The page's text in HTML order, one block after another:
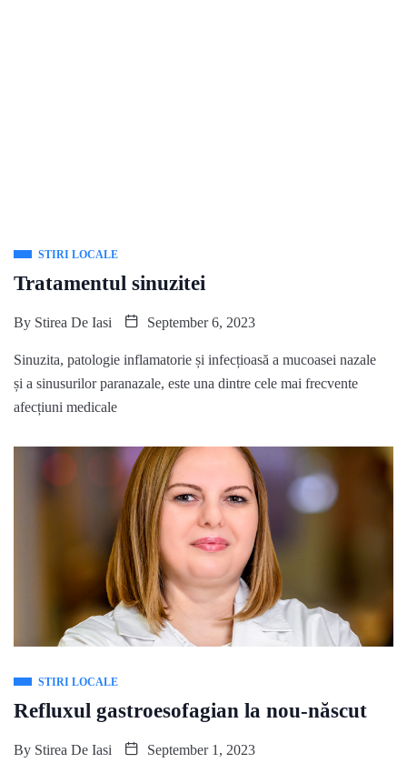
STIRI LOCALE
Tratamentul sinuzitei
By Stirea De Iasi September 6, 2023
Sinuzita, patologie inflamatorie și infecțioasă a mucoasei nazale
și a sinusurilor paranazale, este una dintre cele mai frecvente
afecțiuni medicale
STIRI LOCALE
Refluxul gastroesofagian la nou-născut
By Stirea De Iasi September 1, 2023